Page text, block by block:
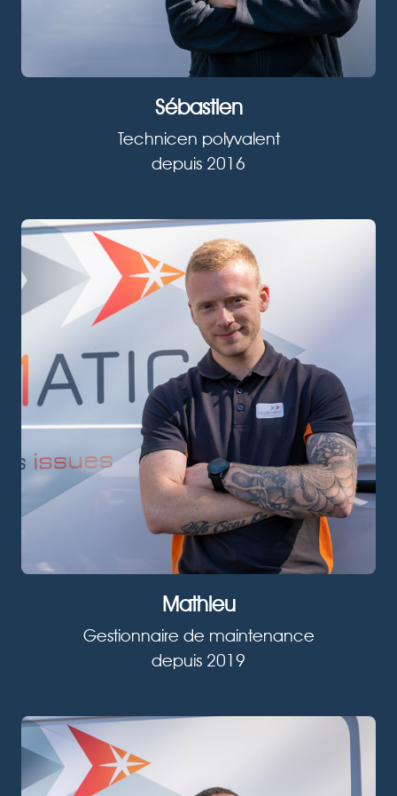
Sébastien
Technicen polyvalent
depuis 2016
Mathieu
Gestionnaire de maintenance
depuis 2019